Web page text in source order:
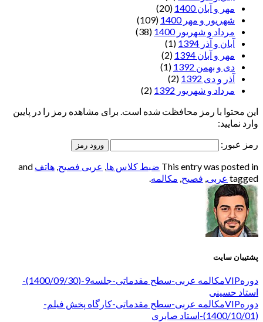
مهر و آبان 1400
(20)
شهریور و مهر 1400
(109)
مرداد و شهریور 1400
(38)
آبان و آذر 1394
(1)
مهر و آبان 1394
(2)
دی و بهمن 1392
(1)
آذر و دی 1392
(2)
مرداد و شهریور 1392
(2)
این محتوا با رمز محافظت شده است. برای مشاهده رمز را در پایین
وارد نمایید:
رمز عبور:
This entry was posted in ضبط کلاس ها, عربی فصیح, هاتف and
tagged عربی, فصیح, مکالمه.
پشتیبان سایت
دورهVIPمکالمه عربی-سطح مقدماتی-جلسه9-(1400/09/30)-
استاد حسینی
دورهVIPمکالمه عربی-سطح مقدماتی-کارگاه پخش فیلم-
(1400/10/01)-استاد صابری